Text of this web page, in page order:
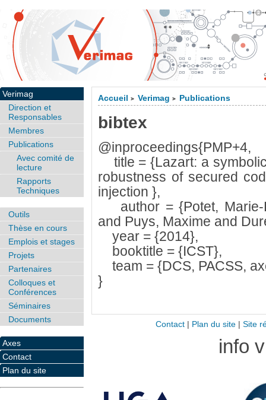
Accueil > Verimag > Publications
bibtex
@inproceedings{PMP+4,
title = {Lazart: a
robustness of secured
injection },
author = {Potet, Marie-
and Puys, Maxime and
year = {2014},
booktitle = {ICST},
team = {DCS, PACSS,
}
Verimag
Direction et
Responsables
Membres
Publications
Avec comité de
lecture
Rapports
Techniques
Outils
Thèse en cours
Emplois et stages
Projets
Partenaires
Colloques et
Conférences
Séminaires
Documents
Axes
Contact
Plan du site
Contact| Plan du site| Site
info